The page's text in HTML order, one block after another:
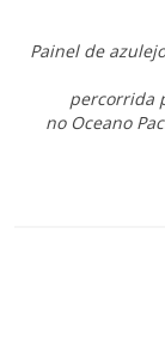
Painel de
percorrida
no Oceano